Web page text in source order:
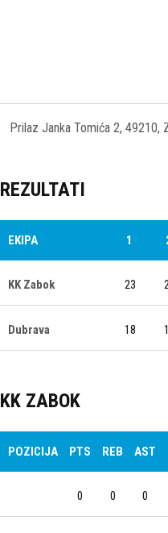
Prilaz Janka Tomića 2, 49210,
REZULTATI
EKIPA 1
KK Zabok 23
Dubrava 18
KK ZABOK
POZICIJA PTS REB AST
0 0 0